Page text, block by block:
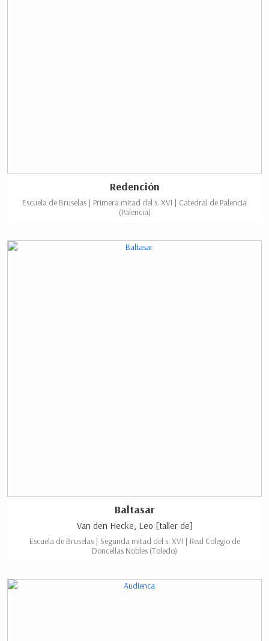
Redención
Escuela de Bruselas | Primera mitad del s. XVI | Catedral de Palencia
(Palencia)
Baltasar
Van den Hecke, Leo [taller de]
Escuela de Bruselas | Segunda mitad del s. XVI | Real Colegio de
Doncellas Nobles (Toledo)